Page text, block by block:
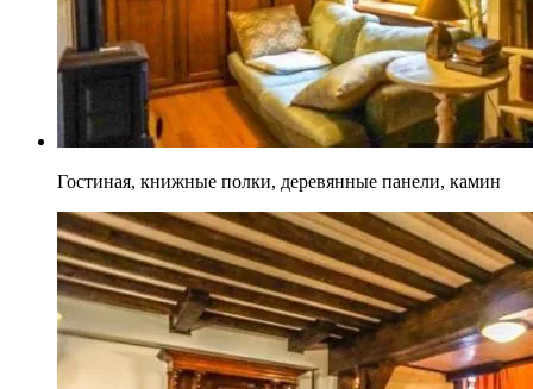
Гостиная, книжные полки, деревянные панели, камин